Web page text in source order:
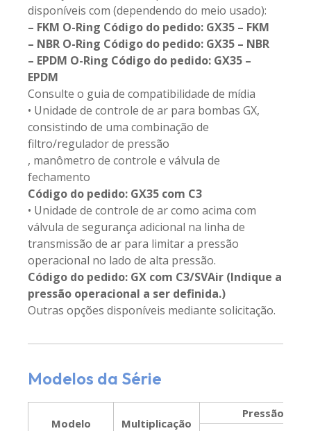
disponíveis com (dependendo do meio usado):
– FKM O-Ring Código do pedido: GX35 – FKM
– NBR O-Ring Código do pedido: GX35 – NBR
– EPDM O-Ring Código do pedido: GX35 –
EPDM
Consulte o guia de compatibilidade de mídia
• Unidade de controle de ar para bombas GX,
consistindo de uma combinação de
filtro/regulador de pressão
, manômetro de controle e válvula de
fechamento
Código do pedido: GX35 com C3
• Unidade de controle de ar como acima com
válvula de segurança adicional na linha de
transmissão de ar para limitar a pressão
operacional no lado de alta pressão.
Código do pedido: GX com C3/SVAir (Indique a
pressão operacional a ser definida.)
Outras opções disponíveis mediante solicitação.
Modelo Multiplicação
Pressão
Modelos da Série